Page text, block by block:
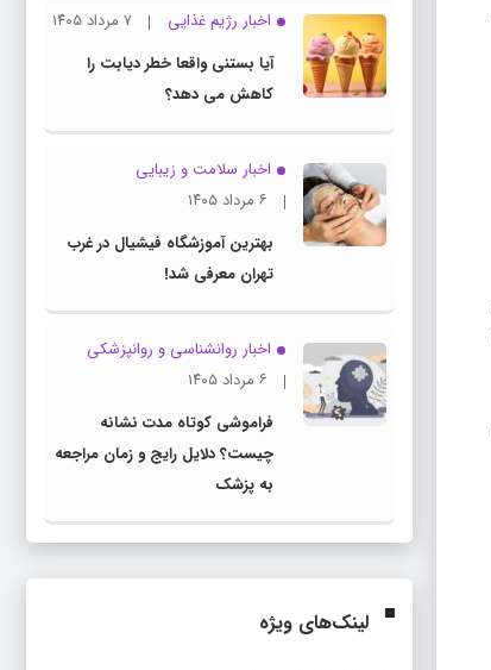
اخبار رژیم غذایی
۷ مرداد ۱۴۰۵
آیا بستنی واقعا خطر دیابت را
کاهش می دهد؟
اخبار سلامت و زیبایی
۶ مرداد ۱۴۰۵
بهترین آموزشگاه فیشیال در غرب
تهران معرفی شد!
اخبار روانشناسی و روانپزشكی
۶ مرداد ۱۴۰۵
فراموشی کوتاه مدت نشانه
چیست؟ دلایل رایج و زمان مراجعه
به پزشک
لینک‌های ویژه